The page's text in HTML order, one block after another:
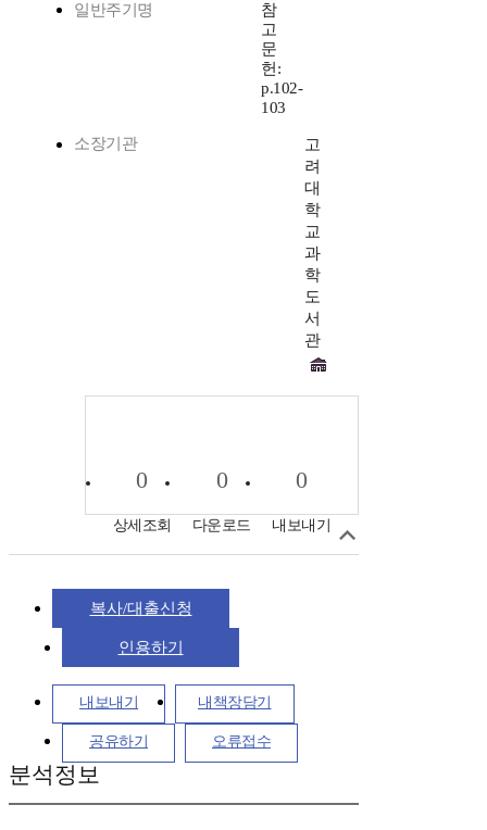
일반주기명
참
고
문
헌:
p.102-
103
소장기관
고
려
대
학
교
과
학
도
서
관
0
상세조회
0
다운로드
0
내보내기
복사/대출신청
인용하기
내보내기 내책장담기
공유하기 오류접수
분석정보